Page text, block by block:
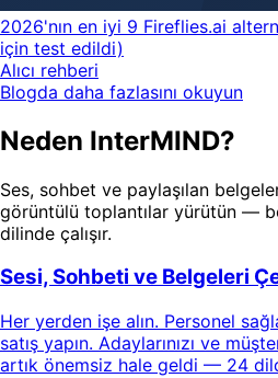
2026'nın en iyi 9 Fireflies.ai
için test edildi)
Alıcı rehberi
Blogda daha fazlasını okuyun
Neden InterMIND?
Ses, sohbet ve paylaşılan
görüntülü toplantılar yürütün —
dilinde çalışır.
Sesi, Sohbeti ve Belgeleri
Her yerden işe alın. Personel
satış yapın. Adaylarınızı ve
artık önemsiz hale geldi — 24